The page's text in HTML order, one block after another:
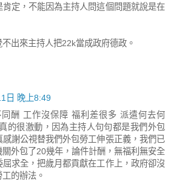
肯定，不能因為主持人問這個問題就說是在
出來主持人把22k當成政府德政。
日 晚上8:49
酬 工作沒保障 福利差很多 派遣何去何
的很激動，因為主持人句句都是我們外包
感謝公視替我們外包勞工伸張正義，我們已
外包了20幾年，論件計酬，無福利無安全
求全，把歲月都貢獻在工作上，政府卻沒
的辦法。